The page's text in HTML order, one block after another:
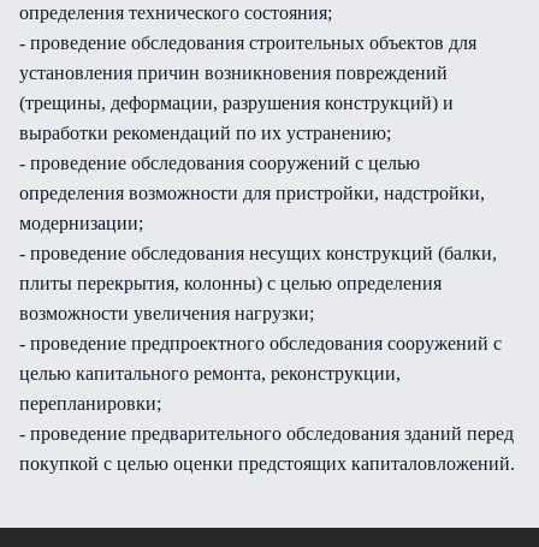
определения технического состояния;
- проведение обследования строительных объектов для
установления причин возникновения повреждений
(трещины, деформации, разрушения конструкций) и
выработки рекомендаций по их устранению;
- проведение обследования сооружений с целью
определения возможности для пристройки, надстройки,
модернизации;
- проведение обследования несущих конструкций (балки,
плиты перекрытия, колонны) с целью определения
возможности увеличения нагрузки;
- проведение предпроектного обследования сооружений с
целью капитального ремонта, реконструкции,
перепланировки;
- проведение предварительного обследования зданий перед
покупкой с целью оценки предстоящих капиталовложений.